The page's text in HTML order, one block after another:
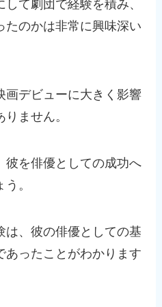
て劇団で経験を積み、
たのかは非常に興味深い
画デビューに大きく影響
ません。
彼を俳優としての成功へ
。
は、彼の俳優としての基
あったことがわかります